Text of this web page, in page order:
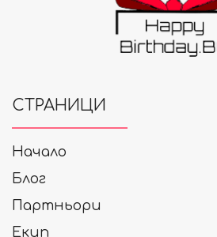
СТРАНИЦИ
Начало
Блог
Партньори
Екип